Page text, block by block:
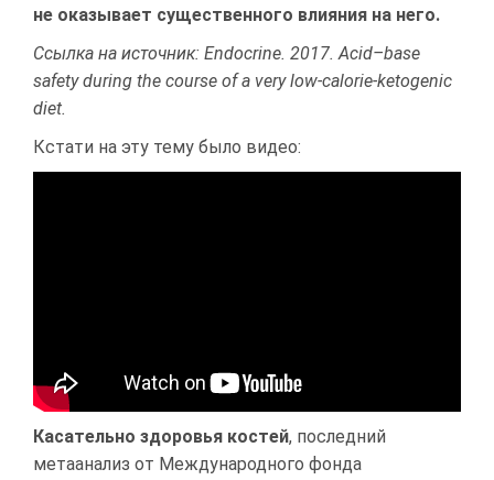
не оказывает существенного влияния на него.
Ссылка на источник: Endocrine. 2017. Acid–base
safety during the course of a very low-calorie-ketogenic
diet.
Кстати на эту тему было видео:
Касательно здоровья костей, последний
метаанализ от Международного фонда